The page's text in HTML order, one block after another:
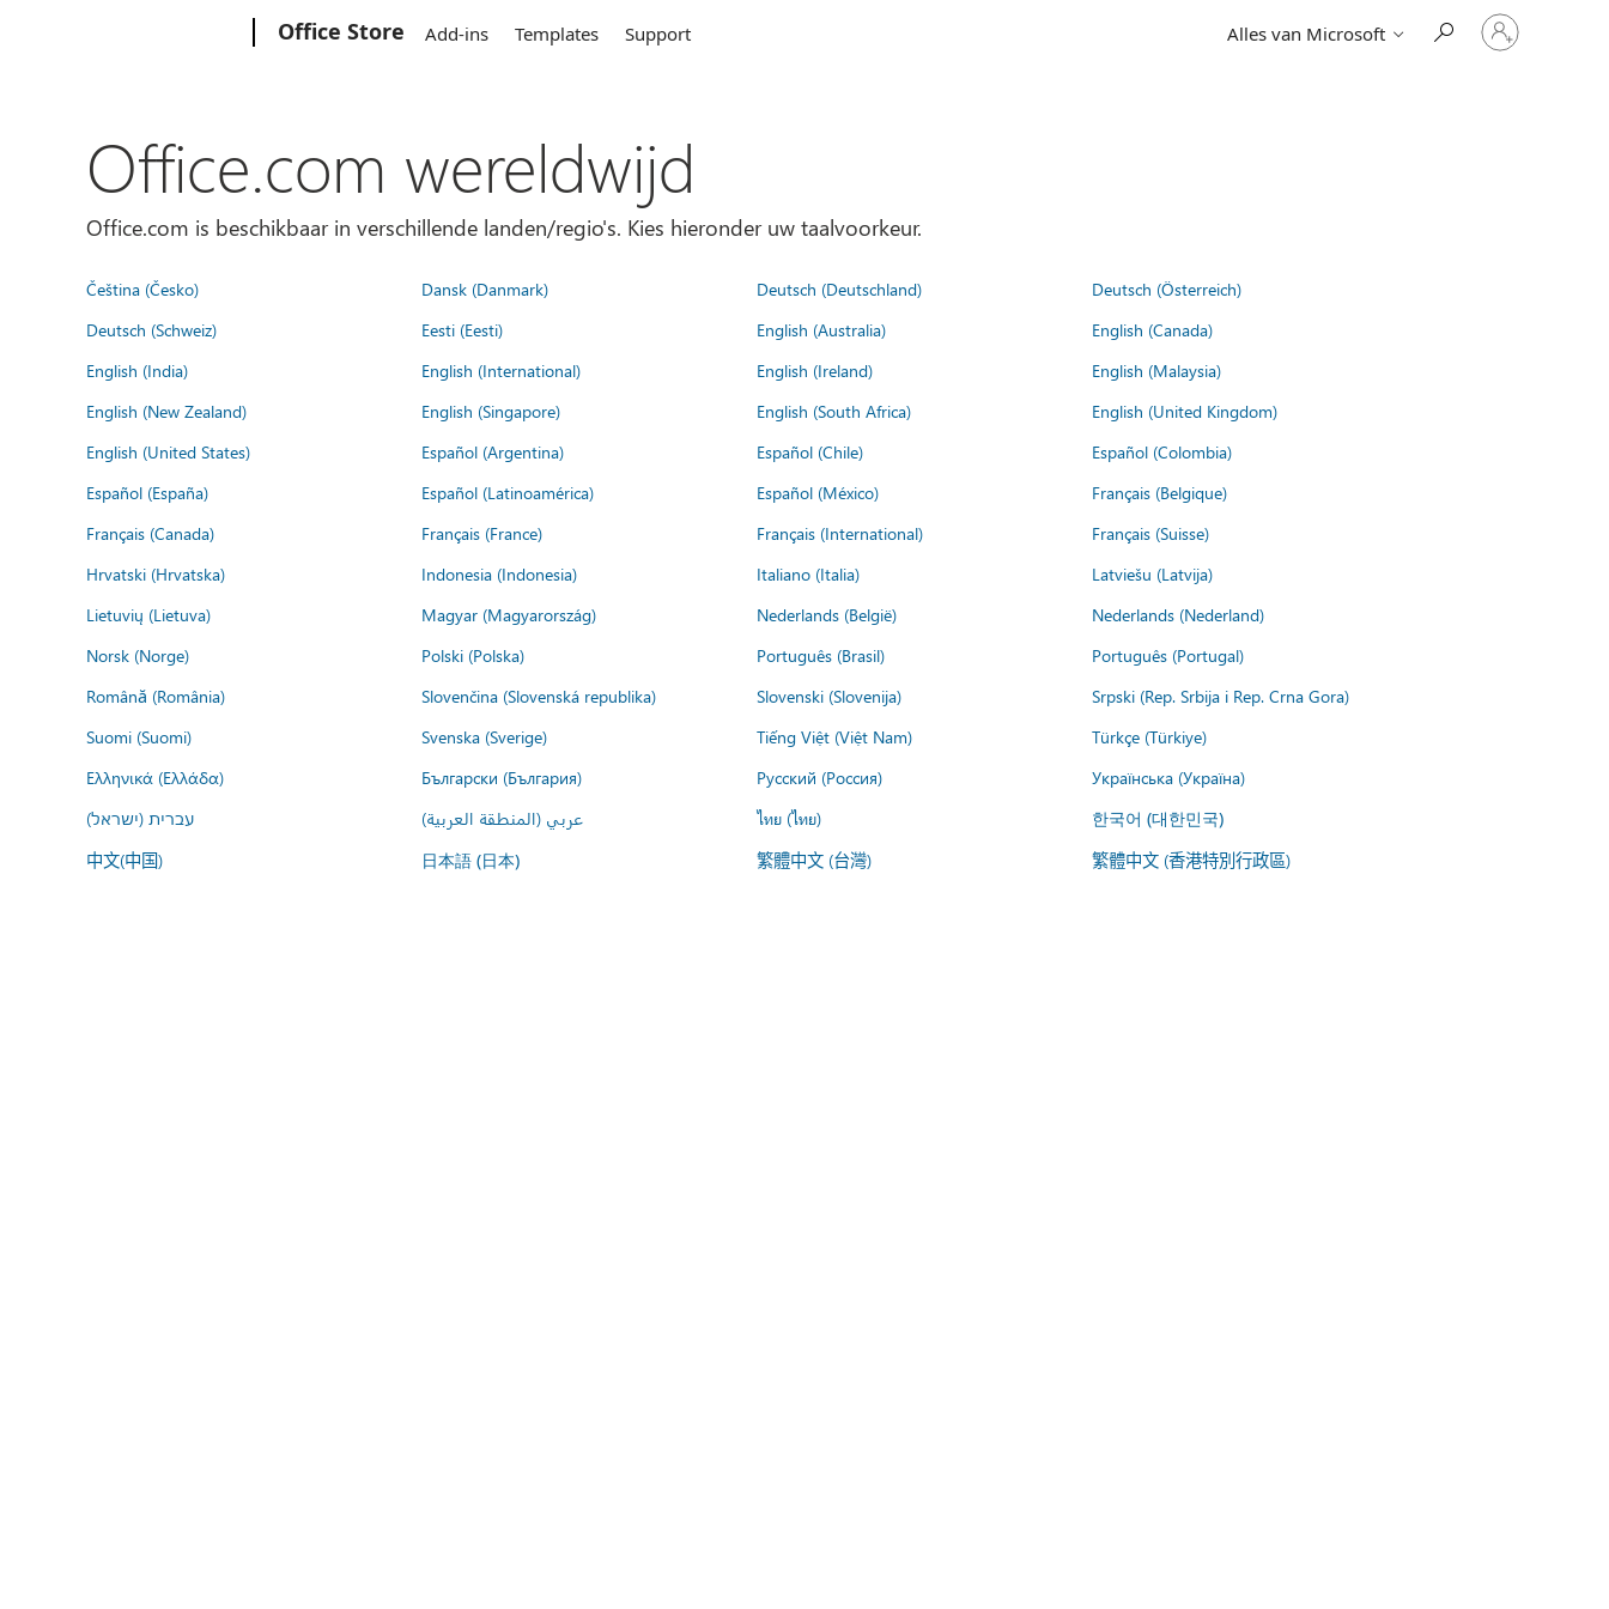
Office Store Add-ins Templates Support Alles van Microsoft
Meld
je
aan
Office.com wereldwijd
Office.com is beschikbaar in verschillende landen/regio's. Kies hieronder uw taalvoorkeur.
Čeština (Česko) Dansk (Danmark) Deutsch (Deutschland)
Deutsch (Österreich)
Deutsch (Schweiz)
Eesti (Eesti) English (Australia)
English (Canada)
English (India)
English (International) English (Ireland)
English (Malaysia)
English (New Zealand)
English (Singapore) English (South Africa)
English (United Kingdom)
English (United States)
Español (Argentina) Español (Chile)
Español (Colombia)
Español (España)
Español (Latinoamérica) Español (México)
Français (Belgique)
Français (Canada)
Français (France) Français (International)
Français (Suisse)
Hrvatski (Hrvatska)
Indonesia (Indonesia) Italiano (Italia)
Latviešu (Latvija)
Lietuvių (Lietuva)
Magyar (Magyarország) Nederlands (België)
Nederlands (Nederland)
Norsk (Norge)
Polski (Polska) Português (Brasil)
Português (Portugal)
Română (România)
Slovenčina (Slovenská republika) Slovenski (Slovenija)
Srpski (Rep. Srbija i Rep. Crna Gora)
Suomi (Suomi)
Svenska (Sverige) Tiếng Việt (Việt Nam)
Türkçe (Türkiye)
Ελληνικά (Ελλάδα)
Български (България) Русский (Россия)
Українська (Україна)
עברית (ישראל)
عربي (المنطقة العربية) ไทย (ไทย) 한국어 (대한민국)
中文(中国) 日本語 (日本) 繁體中文 (台灣) 繁體中文 (香港特別行政區)